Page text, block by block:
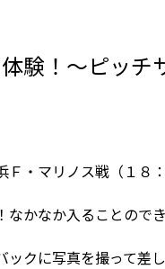
験！～ピッチ
・マリノス戦（１
かなか入ることの
クに写真を撮って差